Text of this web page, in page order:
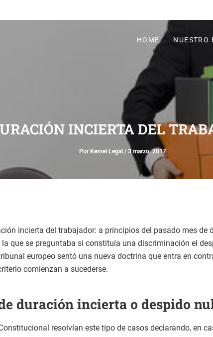
HOME NUESTRO
INCIERTA DEL
Por Kernel Legal / 3 marzo, 2017
incierta del trabajador: a principios del pasado mes
que se preguntaba si constituía una discriminación el
europeo sentó una nueva doctrina que entra en
comienzan a sucederse.
duración incierta o despido
resolvían este tipo de casos declarando, en